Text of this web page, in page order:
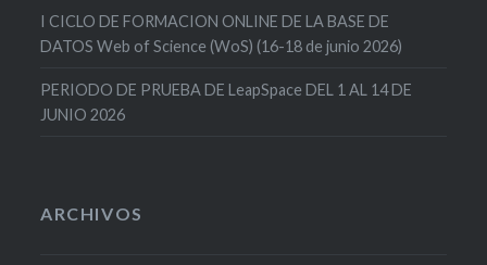
I CICLO DE FORMACION ONLINE DE LA BASE DE
DATOS Web of Science (WoS) (16-18 de junio 2026)
PERIODO DE PRUEBA DE LeapSpace DEL 1 AL 14 DE
JUNIO 2026
ARCHIVOS